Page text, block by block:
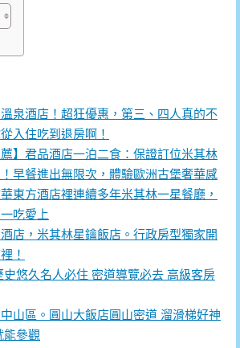
泉酒店！超狂優惠，第三、四人真的不
入住吃到退房啊！
薦】君品酒店一泊二食：保證訂位米其林
早餐進出無限次，體驗歐洲古堡奢華感
東方酒店裡連續多年米其林一星餐廳，
吃愛上
店，米其林星鑰飯店。行政房型獨家開
！
史悠久名人必住 密道導覽必去 高級客房
中山區。圓山大飯店圓山密道 溜滑梯好神
能參觀